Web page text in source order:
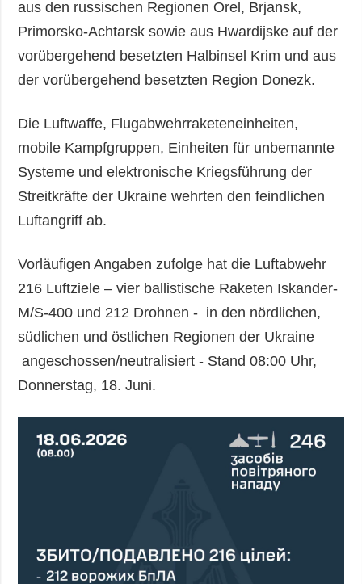
aus den russischen Regionen Orel, Brjansk,
Primorsko-Achtarsk sowie aus Hwardijske auf der
vorübergehend besetzten Halbinsel Krim und aus
der vorübergehend besetzten Region Donezk.
Die Luftwaffe, Flugabwehrraketeneinheiten,
mobile Kampfgruppen, Einheiten für unbemannte
Systeme und elektronische Kriegsführung der
Streitkräfte der Ukraine wehrten den feindlichen
Luftangriff ab.
Vorläufigen Angaben zufolge hat die Luftabwehr
216 Luftziele – vier ballistische Raketen Iskander-
M/S-400 und 212 Drohnen - in den nördlichen,
südlichen und östlichen Regionen der Ukraine
angeschossen/neutralisiert - Stand 08:00 Uhr,
Donnerstag, 18. Juni.